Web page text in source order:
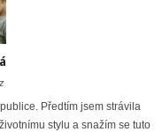
Předtím jsem strávila
stylu a snažím se tuto